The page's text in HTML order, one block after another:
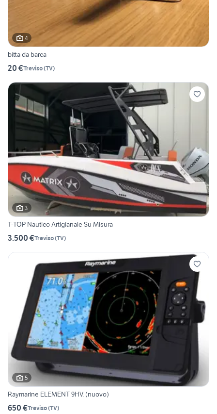
4
bitta da barca
20 €Treviso(TV)
3
T-TOP Nautico Artigianale Su Misura
3.500 €Treviso(TV)
5
Raymarine ELEMENT 9HV. (nuovo)
650 €Treviso(TV)